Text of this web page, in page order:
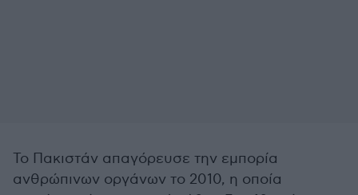
Το Πακιστάν απαγόρευσε την εμπορία
ανθρώπινων οργάνων το 2010, η οποία